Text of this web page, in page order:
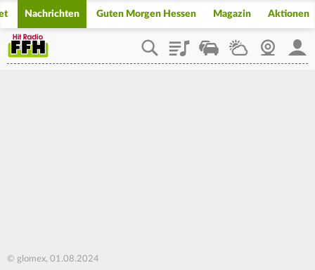
Nachrichten Guten Morgen Hessen Magazin Aktionen
PlaylistStaupilotWetterWebcam
© glomex, 01.08.2024